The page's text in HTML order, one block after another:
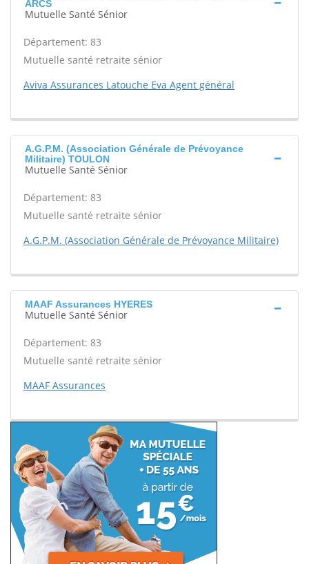
ARCS
Mutuelle Santé Sénior
Département: 83
Mutuelle santé retraite sénior
Aviva Assurances Latouche Eva Agent général
A.G.P.M. (Association Générale de Prévoyance
Militaire) TOULON
Mutuelle Santé Sénior
Département: 83
Mutuelle santé retraite sénior
A.G.P.M. (Association Générale de Prévoyance Militaire)
MAAF Assurances HYERES
Mutuelle Santé Sénior
Département: 83
Mutuelle santé retraite sénior
MAAF Assurances